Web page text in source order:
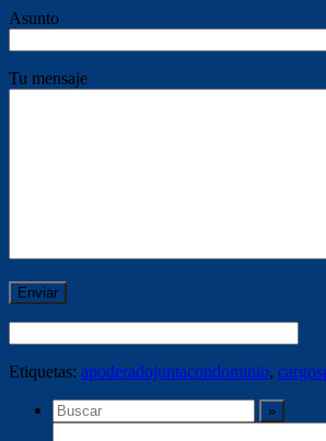
Asunto
Tu mensaje
Etiquetas: apoderadojuntacondominio,